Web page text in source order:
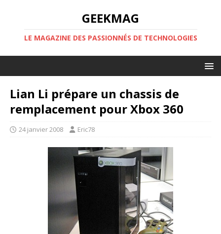
GEEKMAG
LE MAGAZINE DES PASSIONNÉS DE TECHNOLOGIES
Lian Li prépare un chassis de
remplacement pour Xbox 360
24 janvier 2008 Eric78